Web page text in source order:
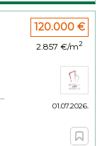
120.000 €
2.857 €/m2
01.07.2026.